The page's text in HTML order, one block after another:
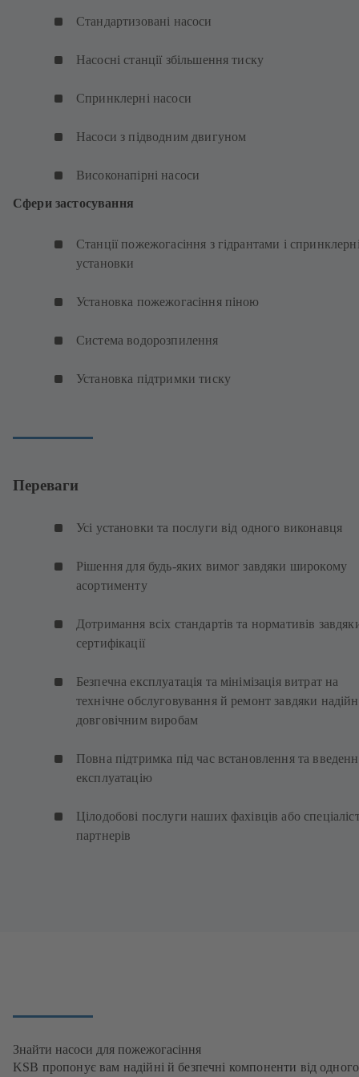
Стандартизовані насоси
Насосні станції збільшення тиску
Спринклерні насоси
Насоси з підводним двигуном
Високонапірні насоси
Сфери застосування
Станції пожежогасіння з гідрантами і
установки
Установка пожежогасіння піною
Система водорозпилення
Установка підтримки тиску
Переваги
Усі установки та послуги від одного виконавця
Рішення для будь-яких вимог завдяки широкому
асортименту
Дотримання всіх стандартів та нормативів
сертифікації
Безпечна експлуатація та мінімізація витрат на
технічне обслуговування й ремонт завдяки
довговічним виробам
Повна підтримка під час встановлення та
експлуатацію
Цілодобові послуги наших фахівців або
партнерів
Знайти насоси для пожежогасіння
KSB пропонує вам надійні й безпечні компоненти від одного